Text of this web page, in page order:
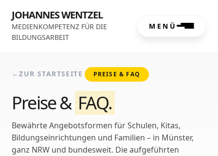
JOHANNES WENTZEL
MEDIENKOMPETENZ FÜR DIE
BILDUNGSARBEIT
MENÜ
←ZUR STARTSEITE PREISE & FAQ
Preise & FAQ.
Bewährte Angebotsformen für Schulen, Kitas,
Bildungseinrichtungen und Familien – in Münster,
ganz NRW und bundesweit. Die aufgeführten